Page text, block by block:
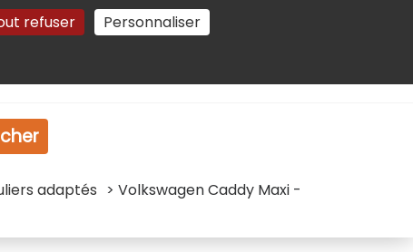
refuser Personnaliser
Gestion des cookies
adaptés > Volkswagen Caddy Maxi -